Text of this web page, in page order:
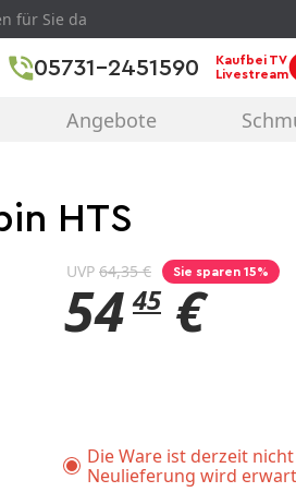
für Sie da
05731-2451590
Kaufbei TV
Livestream
Angebote
HTS
UVP 64,35 € Sie sparen 15%
54 45 €
Die Ware ist derzeit
Neulieferung wird